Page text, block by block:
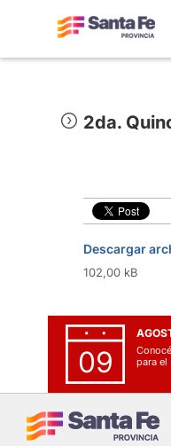
2da.
Descargar
102,00 kB
09
para el